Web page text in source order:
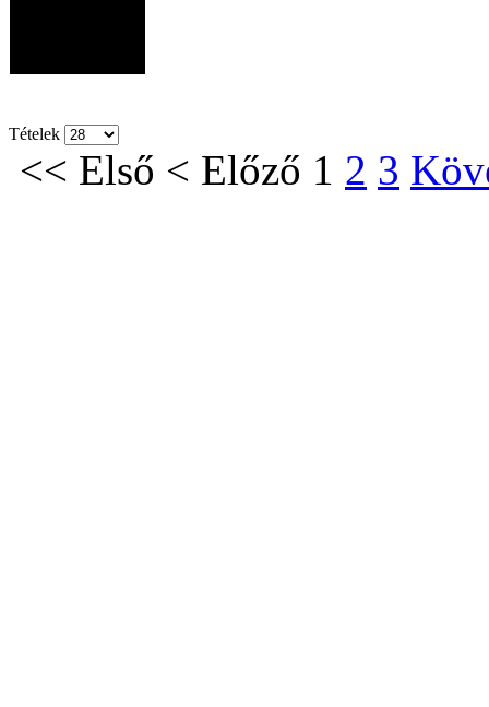
Tételek
<< Első < Előző 1 2 3